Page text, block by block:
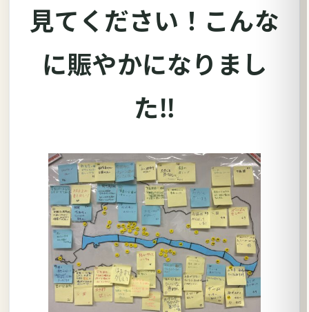
見てください！こんな
に賑やかになりまし
た‼